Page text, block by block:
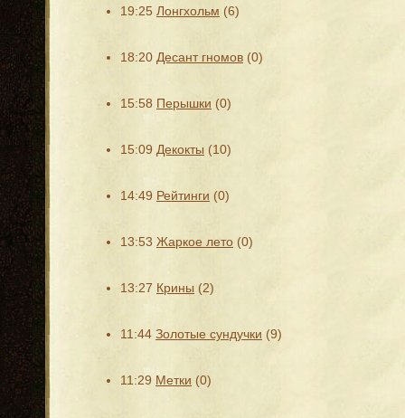
19:25 Лонгхольм (6)
18:20 Десант гномов (0)
15:58 Перышки (0)
15:09 Декокты (10)
14:49 Рейтинги (0)
13:53 Жаркое лето (0)
13:27 Крины (2)
11:44 Золотые сундучки (9)
11:29 Метки (0)